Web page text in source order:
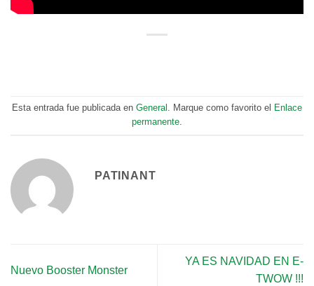
Esta entrada fue publicada en General . Marque como favorito el Enlace
permanente.
PATINANT
Nuevo Booster Monster
YA ES NAVIDAD EN E-
TWOW !!!